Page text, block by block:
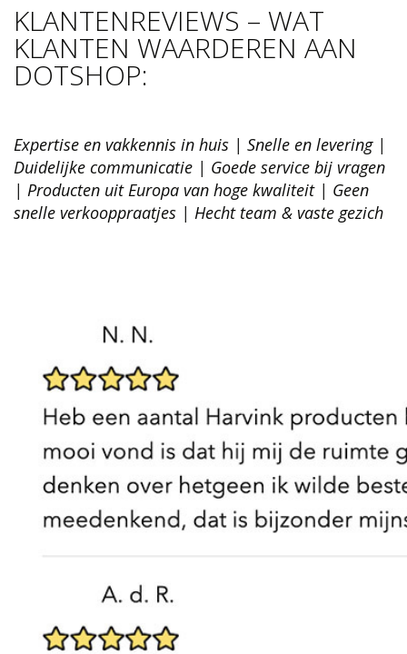
KLANTENREVIEWS – WAT
KLANTEN WAARDEREN AAN
DOTSHOP:
Expertise en vakkennis in huis | Snelle en levering |
Duidelijke communicatie | Goede service bij vragen
| Producten uit Europa van hoge kwaliteit | Geen
snelle verkooppraatjes | Hecht team & vaste gezich